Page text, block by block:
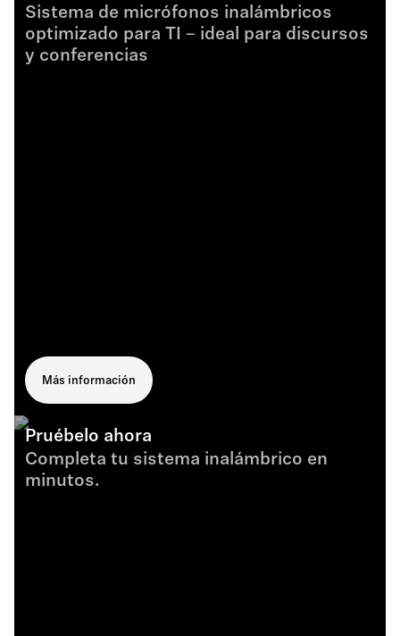
Sistema de micrófonos inalámbricos
optimizado para TI – ideal para discursos
y conferencias
Más información
Pruébelo ahora
Completa tu sistema inalámbrico en
minutos.